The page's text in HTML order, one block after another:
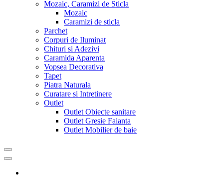
Mozaic, Caramizi de Sticla
Mozaic
Caramizi de sticla
Parchet
Corpuri de Iluminat
Chituri si Adezivi
Caramida Aparenta
Vopsea Decorativa
Tapet
Piatra Naturala
Curatare si Intretinere
Outlet
Outlet Obiecte sanitare
Outlet Gresie Faianta
Outlet Mobilier de baie